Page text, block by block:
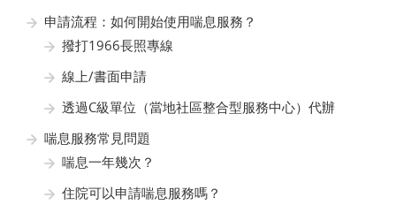
申請流程：如何開始使用喘息服務？
撥打1966長照專線
線上/書面申請
透過C級單位（當地社區整合型服務中心）代辦
喘息服務常見問題
喘息一年幾次？
住院可以申請喘息服務嗎？